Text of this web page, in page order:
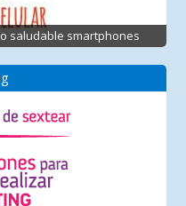
saludable smartphones